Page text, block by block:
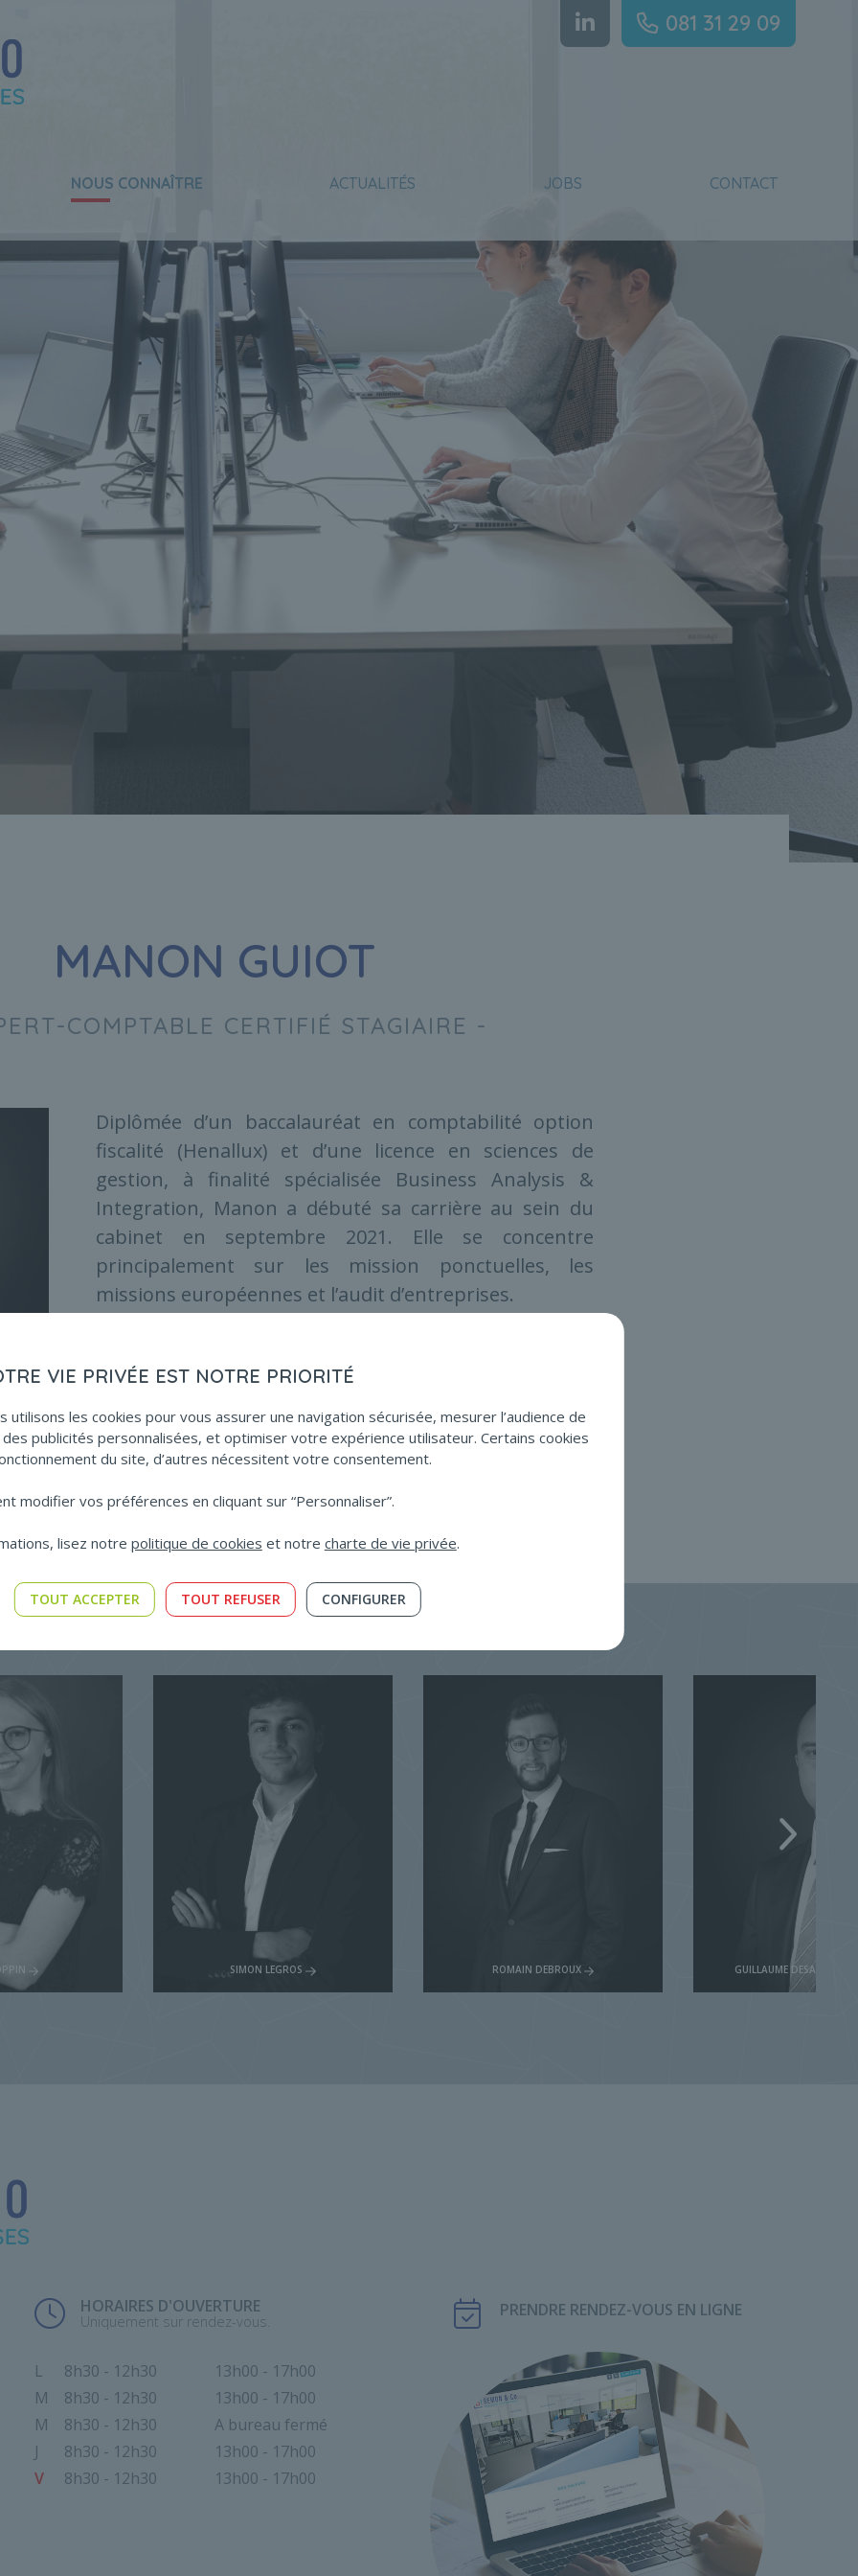
NOUS CONNAÎTRE ACTUALITÉS JOBS CONTACT
081 31 29 09
MANON GUIOT
COMPTABLE CERTIFIÉ STAGIAIRE -
Diplômée d’un baccalauréat en comptabilité option
fiscalité (Henallux) et d’une licence en sciences de
gestion, à finalité spécialisée Business Analysis &
Integration, Manon a débuté sa carrière au sein du
cabinet en septembre 2021. Elle se concentre
principalement sur les mission ponctuelles, les
missions européennes et l’audit d’entreprises.
inscrite en 2023 comme stagiaire ITAA.
Retrouvez-la sur les réseaux sociaux: LinkedIn
ROMAIN DEBROUX GUILLAUME DESAINTGHISLAIN QUENTIN VAN
HORAIRES D'OUVERTURE
Uniquement sur rendez-vous.
L
M
M
J
V
8h30 - 12h30
8h30 - 12h30
8h30 - 12h30
8h30 - 12h30
8h30 - 12h30
13h00 - 17h00
13h00 - 17h00
A bureau fermé
13h00 - 17h00
13h00 - 17h00
PRENDRE RENDEZ-VOUS EN LIGNE
VIE PRIVÉE EST NOTRE PRIORITÉ
utilisons les cookies pour vous assurer une navigation sécurisée, mesurer l’audience de
publicités personnalisées, et optimiser votre expérience utilisateur. Certains cookies
du site, d’autres nécessitent votre consentement.
modifier vos préférences en cliquant sur “Personnaliser”.
lisez notre politique de cookies et notre charte de vie privée.
TOUT ACCEPTER TOUT REFUSER CONFIGURER